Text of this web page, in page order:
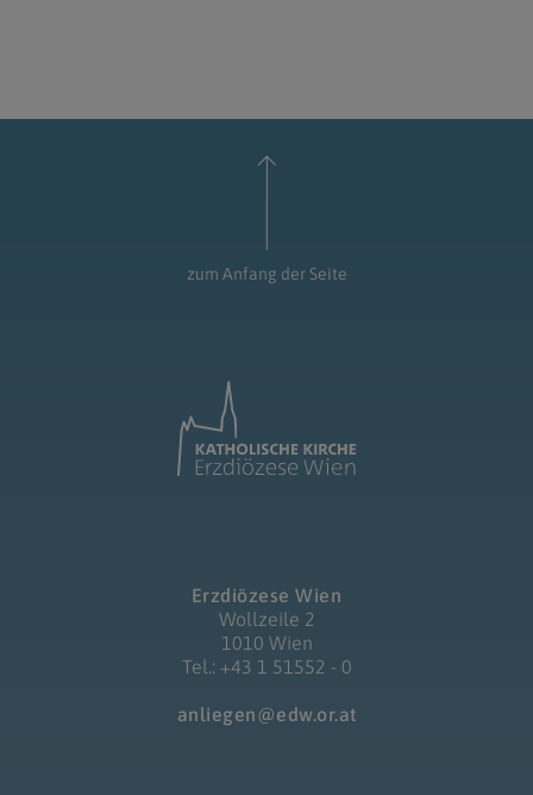
zum Anfang der Seite
Erzdiözese Wien
Wollzeile 2
1010 Wien
Tel.: +43 1 51552 - 0
anliegen@edw.or.at